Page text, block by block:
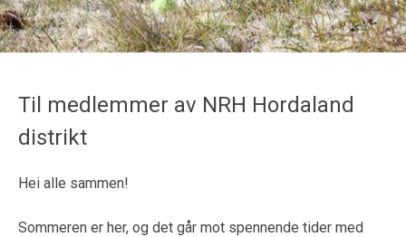
Til medlemmer av NRH Hordaland
distrikt
Hei alle sammen!
Sommeren er her, og det går mot spennende tider med